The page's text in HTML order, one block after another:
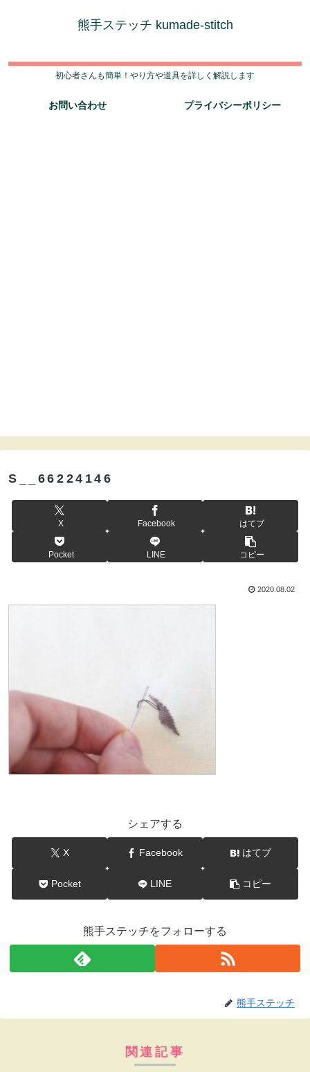
熊手ステッチ kumade-stitch
初心者さんも簡単！やり方や道具を詳しく解説します
お問い合わせ プライバシーポリシー
S__66224146
X Facebook はてブ
Pocket LINE コピー
2020.08.02
シェアする
X Facebook はてブ
Pocket LINE コピー
熊手ステッチをフォローする
熊手ステッチ
関連記事